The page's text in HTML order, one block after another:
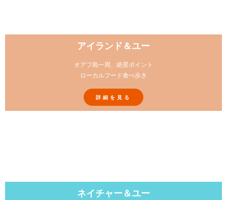
アイランド＆ユー
オアフ島一周、絶景ポイント
ローカルフード食べ歩き
詳細を見る
ネイチャー＆ユー